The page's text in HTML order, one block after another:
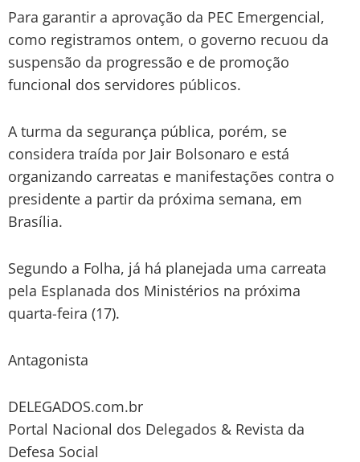
Para garantir a aprovação da PEC Emergencial,
como registramos ontem, o governo recuou da
suspensão da progressão e de promoção
funcional dos servidores públicos.
A turma da segurança pública, porém, se
considera traída por Jair Bolsonaro e está
organizando carreatas e manifestações contra o
presidente a partir da próxima semana, em
Brasília.
Segundo a Folha, já há planejada uma carreata
pela Esplanada dos Ministérios na próxima
quarta-feira (17).
Antagonista
DELEGADOS.com.br
Portal Nacional dos Delegados & Revista da
Defesa Social